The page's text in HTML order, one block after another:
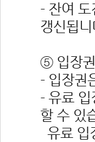
- 잔여
갱신됩니
⑤ 입장권
- 입장권
- 유료
할 수 있
유료 입